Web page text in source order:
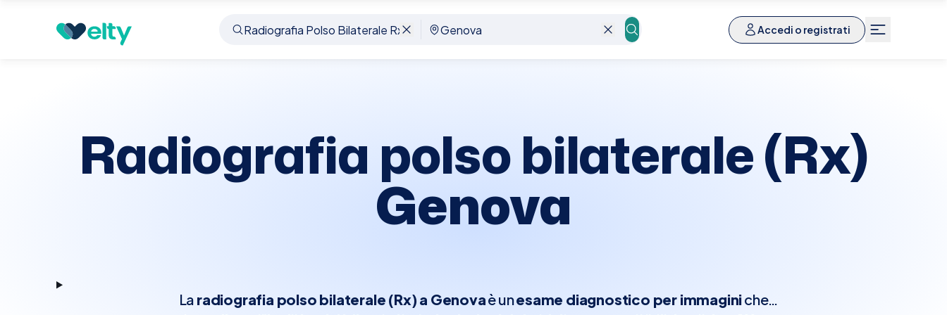
Accedi o registrati
Prenota visita Radiografia Polso Bilaterale Rx Genova
Radiografia polso bilaterale (Rx)
Genova
La radiografia polso bilaterale (Rx) a Genovaè unesame diagnostico per immagini che